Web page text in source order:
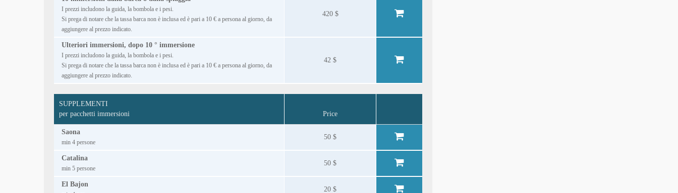
I prezzi includono la guida, la bombola e i pesi.
Si prega di notare che la tassa barca non è inclusa ed è pari a 10 € a persona al giorno, da
aggiungere al prezzo indicato.
420 $
Ulteriori immersioni, dopo 10 ° immersione
I prezzi includono la guida, la bombola e i pesi.
Si prega di notare che la tassa barca non è inclusa ed è pari a 10 € a persona al giorno, da
aggiungere al prezzo indicato.
42 $
SUPPLEMENTI
per pacchetti immersioni
Price
Saona
min 4 persone
50 $
Catalina
min 5 persone
50 $
El Bajon
20 $